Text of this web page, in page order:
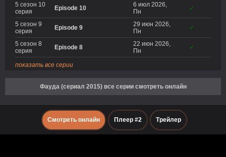
5 сезон 10
серия
Episode 10
6 июл 2026,
Пн
✓
5 сезон 9
серия
Episode 9
29 июн 2026,
Пн
✓
5 сезон 8
серия
Episode 8
22 июн 2026,
Пн
✓
показать все серии
Фауда (сериал 2015) все серии смотреть онлайн
Смотреть онлайн Плеер #2 Трейлер